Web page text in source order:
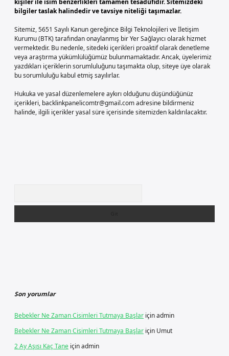
kişiler ile isim benzerlikleri tamamen tesadüfidir. Sitemizdeki
bilgiler taslak halindedir ve tavsiye niteliği taşımazlar.
Sitemiz, 5651 Sayılı Kanun gereğince Bilgi Teknolojileri ve İletişim
Kurumu (BTK) tarafından onaylanmış bir Yer Sağlayıcı olarak hizmet
vermektedir. Bu nedenle, sitedeki içerikleri proaktif olarak denetleme
veya araştırma yükümlülüğümüz bulunmamaktadır. Ancak, üyelerimiz
yazdıkları içeriklerin sorumluluğunu taşımakta olup, siteye üye olarak
bu sorumluluğu kabul etmiş sayılırlar.
Hukuka ve yasal düzenlemelere aykırı olduğunu düşündüğünüz
içerikleri, backlinkpanelicomtr@gmail.comadresine bildirmeniz
halinde, ilgili içerikler yasal süre içerisinde sitemizden kaldırılacaktır.
Son yorumlar
Bebekler Ne Zaman Cisimleri Tutmaya Başlar içinadmin
Bebekler Ne Zaman Cisimleri Tutmaya Başlar için Umut
2 Ay Aşısı Kaç Tane içinadmin